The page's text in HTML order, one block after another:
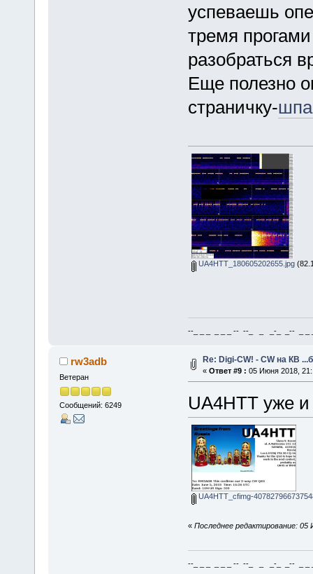
успеваешь
тремя
разобраться
Еще полезно
страничку-
UA4HTT_180605202655.jpg
--_ _ _ _ _ _ -- --_ _ _-_ _-- _ _
rw3adb
Ветеран
Сообщений: 6249
Re: Digi-CW! - CW на КВ
« Ответ #9 : 05 Июня 2018,
UA4HTT уже и
UA4HTT_cfimg-
« Последнее редактирование:
--_ _ _ _ _ _ -- --_ _ _-_ _-- _ _